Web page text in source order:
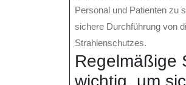
Personal und Patienten zu
sichere Durchführung von
Strahlenschutzes.
Regelmäßige
wichtig, um